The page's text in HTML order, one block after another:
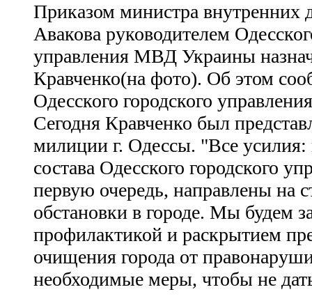
Приказом министра внутренних
Авакова руководителем
управления МВД Украины
Кравченко(на фото). Об этом
Одесского городского
Сегодня Кравченко был
милиции г. Одессы. "Все
состава Одесского городского
первую очередь, направлены на
обстановки в городе. Мы будем
профилактикой и раскрытием
очищения города от
необходимые меры, чтобы не